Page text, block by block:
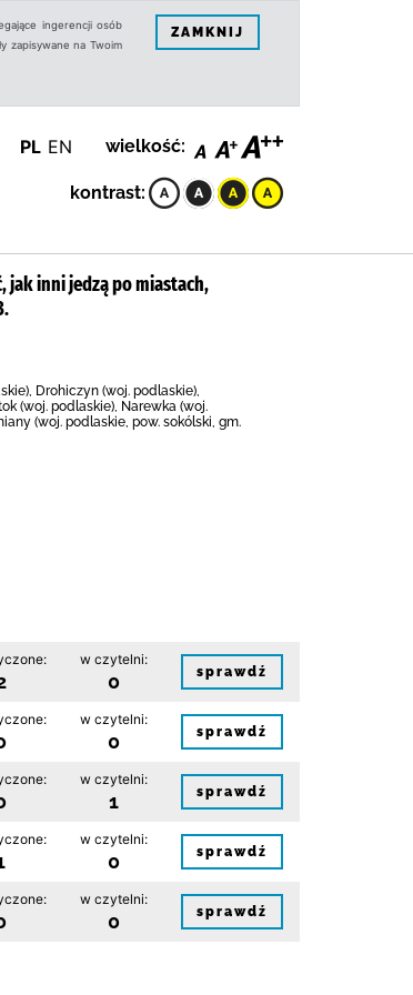
ingerencji osób
zapisywane na Twoim
ZAMKNIJ
PL EN wielkość:
kontrast:
jak inni jedzą po miastach,
Drohiczyn (woj. podlaskie),
(woj. podlaskie), Narewka (woj.
(woj. podlaskie, pow. sokólski, gm.
w czytelni:
0 sprawdź
w czytelni:
0 sprawdź
w czytelni:
1 sprawdź
w czytelni:
0 sprawdź
w czytelni:
0 sprawdź